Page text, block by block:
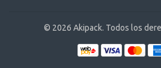
© 2026 Akipack. Todos los